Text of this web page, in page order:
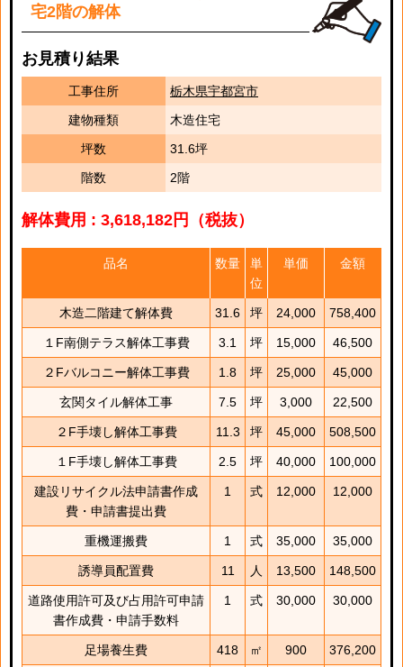
宅2階の解体
お見積り結果
工事住所
栃木県宇都宮市
建物種類
木造住宅
坪数
31.6坪
階数
2階
解体費用 : 3,618,182円（税抜）
品名 数量
単
位
単価 金額
木造二階建て解体費 31.6 坪 24,000 758,400
１F南側テラス解体工事費 3.1 坪 15,000 46,500
２Fバルコニー解体工事費 1.8 坪 25,000 45,000
玄関タイル解体工事 7.5 坪 3,000 22,500
２F手壊し解体工事費 11.3 坪 45,000 508,500
１F手壊し解体工事費 2.5 坪 40,000 100,000
建設リサイクル法申請書作成
費・申請書提出費
1 式 12,000 12,000
重機運搬費 1 式 35,000 35,000
誘導員配置費 11 人 13,500 148,500
道路使用許可及び占用許可申請
書作成費・申請手数料
1 式 30,000 30,000
足場養生費 418 ㎡ 900 376,200